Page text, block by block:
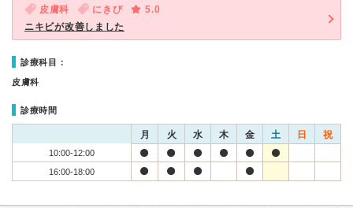
皮膚科 にきび
5.0
ニキビが改善しました
診療科目：
皮膚科
診療時間
月 火 水 木 金 土 日 祝
10:00-12:00
16:00-18:00